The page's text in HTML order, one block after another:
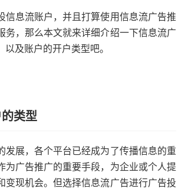
信息流账户，并且打算使用信息流广告推
务，那么本文就来详细介绍一下信息流广
及账户的开户类型吧。
类型
发展，各个平台已经成为了传播信息的重
为广告推广的重要手段，为企业或个人提
变现机会。但选择信息流广告进行广告投